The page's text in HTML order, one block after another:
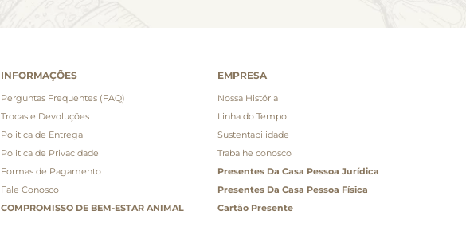
INFORMAÇÕES
Perguntas Frequentes (FAQ)
Trocas e Devoluções
Politica de Entrega
Politica de Privacidade
Formas de Pagamento
Fale Conosco
COMPROMISSO DE BEM-ESTAR ANIMAL
EMPRESA
Nossa História
Linha do Tempo
Sustentabilidade
Trabalhe conosco
Presentes Da Casa Pessoa Jurídica
Presentes Da Casa Pessoa Física
Cartão Presente